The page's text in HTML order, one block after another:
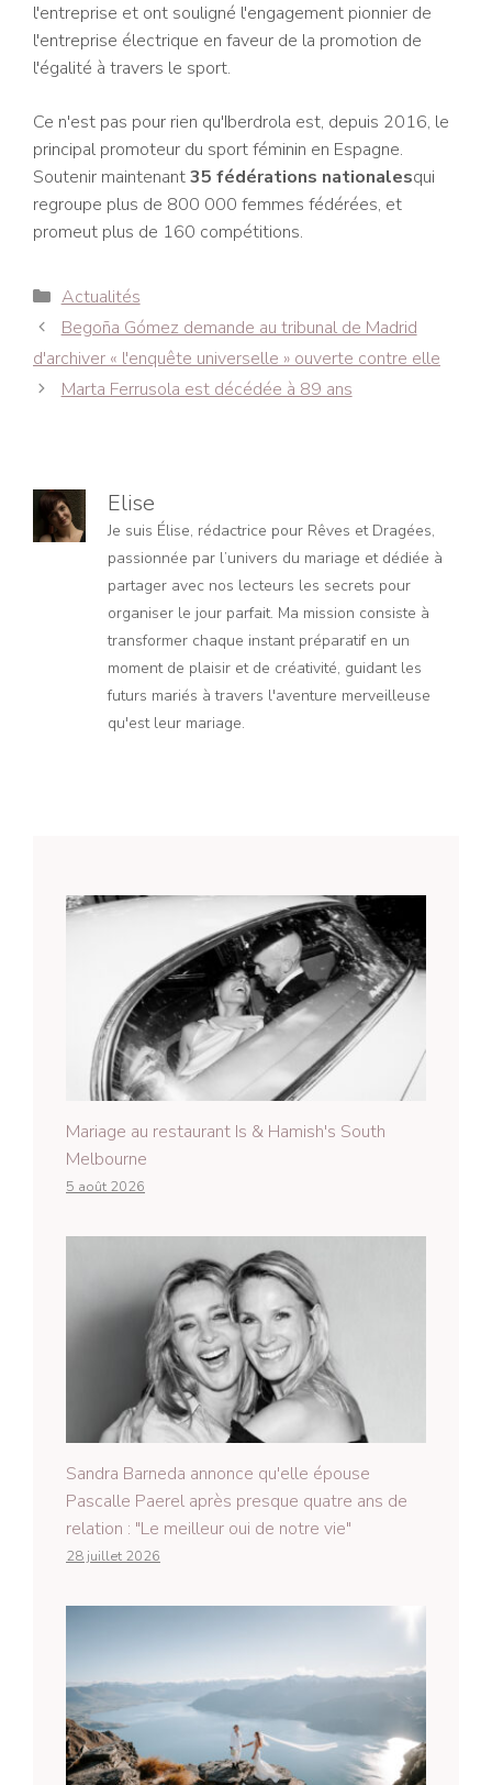
l'entreprise et ont souligné l'engagement pionnier de
l'entreprise électrique en faveur de la promotion de
l'égalité à travers le sport.
Ce n'est pas pour rien qu'Iberdrola est, depuis 2016, le
principal promoteur du sport féminin en Espagne.
Soutenir maintenant35 fédérations nationalesqui
regroupe plus de 800 000 femmes fédérées, et
promeut plus de 160 compétitions.
Catégories
Actualités
Navigation
des
articles
Begoña Gómez demande au tribunal de Madrid
d'archiver « l'enquête universelle » ouverte contre elle
Marta Ferrusola est décédée à 89 ans
Elise
Je suis Élise, rédactrice pour Rêves et Dragées,
passionnée par l’univers du mariage et dédiée à
partager avec nos lecteurs les secrets pour
organiser le jour parfait. Ma mission consiste à
transformer chaque instant préparatif en un
moment de plaisir et de créativité, guidant les
futurs mariés à travers l'aventure merveilleuse
qu'est leur mariage.
Mariage au restaurant Is & Hamish's South
Melbourne
5 août 2026
Sandra Barneda annonce qu'elle épouse
Pascalle Paerel après presque quatre ans de
relation : "Le meilleur oui de notre vie"
28 juillet 2026